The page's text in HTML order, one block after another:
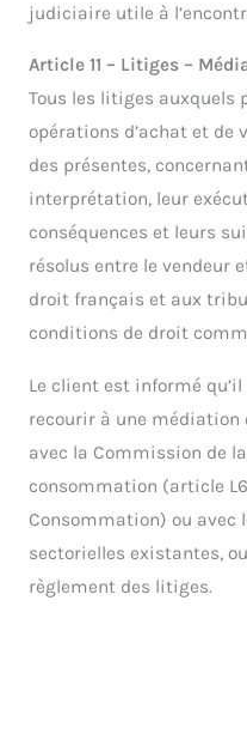
judiciaire utile à
Article 11 – Litiges –
Tous les litiges auxquels
opérations d’achat et de
des présentes,
interprétation, leur
conséquences et leurs
résolus entre le vendeur
droit français et aux
conditions de droit
Le client est informé
recourir à une
avec la Commission de
consommation (article
Consommation) ou avec
sectorielles existantes,
règlement des litiges.